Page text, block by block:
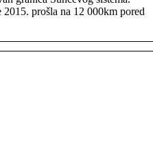
2015. prošla na 12 000km pored